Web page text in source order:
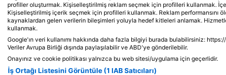
programlarına katılmanıza ve
kayıt sırasında Gelişmiş Maceracı
derecenizi kazanmanıza olanak
167Manzaralar
J F M A M J J A S O N D
129
profiller oluşturmak. Kişiselleştirilmiş reklam seçmek için profilleri kullanmak.
Kişiselleştirilmiş içerik seçmek için profilleri kullanmak. Reklam performansını
kaynaklardan gelen verilerin bileşimleri yoluyla hedef kitleleri anlamak.
kullanmak.
Google'ın veri kullanımı hakkında daha fazla bilgiyi burada bulabilirsiniz:
Veriler Avrupa Birliği dışında paylaşılabilir ve ABD'ye gönderilebilir.
Onayınız ve cookie politikası yalnızca bu web sitesi/uygulama için geçerlidir.
İş Ortağı Listesini Görüntüle (1 IAB Satıcıları)